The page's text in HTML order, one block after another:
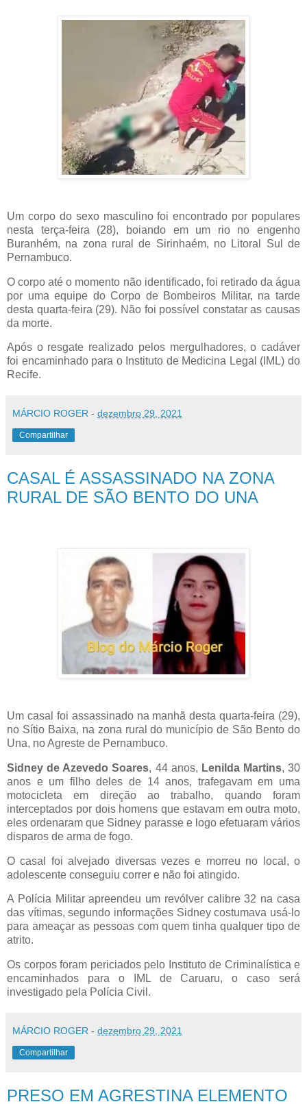
Um corpo do sexo masculino foi encontrado por populares
nesta terça-feira (28), boiando em um rio no engenho
Buranhém, na zona rural de Sirinhaém, no Litoral Sul de
Pernambuco.
O corpo até o momento não identificado, foi retirado da água
por uma equipe do Corpo de Bombeiros Militar, na tarde
desta quarta-feira (29). Não foi possível constatar as causas
da morte.
Após o resgate realizado pelos mergulhadores, o cadáver
foi encaminhado para o Instituto de Medicina Legal (IML) do
Recife.
MÁRCIO ROGER - dezembro 29, 2021
Compartilhar
CASAL É ASSASSINADO NA ZONA
RURAL DE SÃO BENTO DO UNA
Um casal foi assassinado na manhã desta quarta-feira (29),
no Sítio Baixa, na zona rural do município de São Bento do
Una, no Agreste de Pernambuco.
Sidney de Azevedo Soares, 44 anos, Lenilda Martins, 30
anos e um filho deles de 14 anos, trafegavam em uma
motocicleta em direção ao trabalho, quando foram
interceptados por dois homens que estavam em outra moto,
eles ordenaram que Sidney parasse e logo efetuaram vários
disparos de arma de fogo.
O casal foi alvejado diversas vezes e morreu no local, o
adolescente conseguiu correr e não foi atingido.
A Polícia Militar apreendeu um revólver calibre 32 na casa
das vítimas, segundo informações Sidney costumava usá-lo
para ameaçar as pessoas com quem tinha qualquer tipo de
atrito.
Os corpos foram periciados pelo Instituto de Criminalística e
encaminhados para o IML de Caruaru, o caso será
investigado pela Polícia Civil.
MÁRCIO ROGER - dezembro 29, 2021
Compartilhar
PRESO EM AGRESTINA ELEMENTO